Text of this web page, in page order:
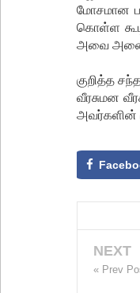
மோசமான
கொள்ள
அவை
குறித்த
வீரசுமன
அவர்களின்
NEXT
« Prev